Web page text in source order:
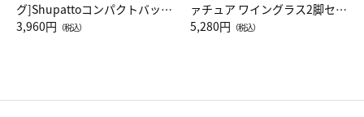
グ]Shupattoコンパクトバッグ
Drop JAL客室乗務員（LC）ス
3,960円 （税込）
ァチュア ワイングラス2脚セッ
ト（レッドワイン）
5,280円 （税込）